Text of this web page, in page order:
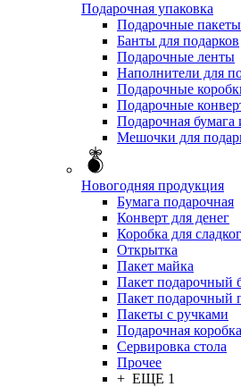
Подарочная упаковка
Подарочные пакеты
Банты для подарков
Подарочные ленты
Наполнители для
Подарочные
Подарочные
Подарочная бумага
Мешочки для
Новогодняя продукция
Бумага подарочная
Конверт для денег
Коробка для
Открытка
Пакет майка
Пакет подарочный
Пакет подарочный
Пакеты с ручками
Подарочная коробка
Сервировка стола
Прочее
+ ЕЩЕ 1